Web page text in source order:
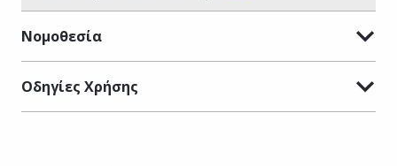
Νομοθεσία
Οδηγίες Χρήσης